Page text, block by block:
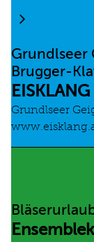
Grundlseer
Brugger-
Grundlseer